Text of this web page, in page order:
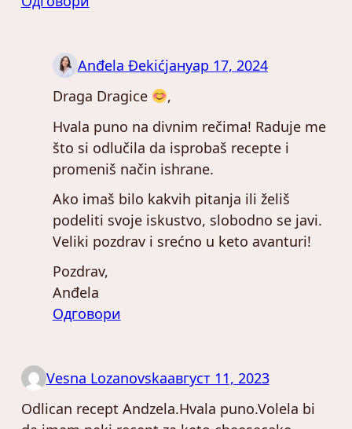
Anđela Đekićјануар 17, 2024
Draga Dragice
,
Hvala puno na divnim rečima! Raduje me
što si odlučila da isprobaš recepte i
promeniš način ishrane.
Ako imaš bilo kakvih pitanja ili želiš
podeliti svoje iskustvo, slobodno se javi.
Veliki pozdrav i srećno u keto avanturi!
Pozdrav,
Anđela
Одговори
Vesna Lozanovskaавгуст 11, 2023
Odlican recept Andzela.Hvala puno.Volela bi